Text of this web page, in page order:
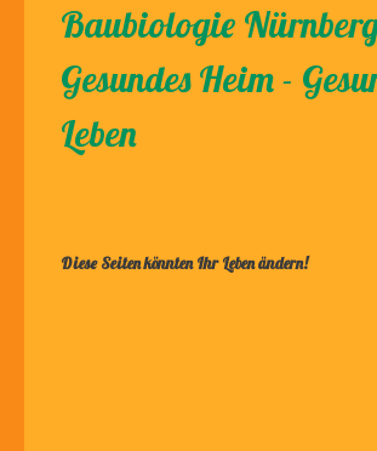
Baubiologie
Gesundes Heim -
Leben
Diese Seiten könnten Ihr Leben ändern!